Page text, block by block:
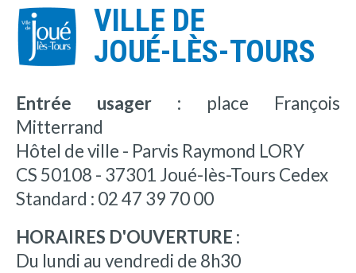
VILLE DE
JOUÉ-LÈS-TOURS
Entrée usager : place François
Mitterrand
Hôtel de ville - Parvis Raymond LORY
CS 50108 - 37301 Joué-lès-Tours Cedex
Standard : 02 47 39 70 00
HORAIRES D'OUVERTURE :
Du lundi au vendredi de 8h30